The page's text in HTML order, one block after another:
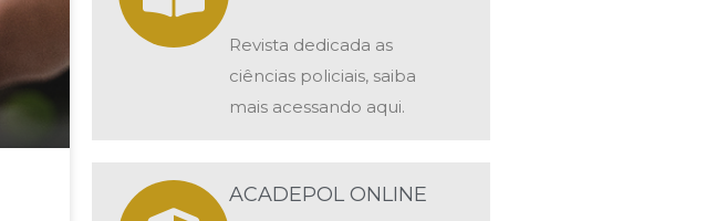
Revista dedicada as
ciências policiais, saiba
mais acessando aqui.
ACADEPOL ONLINE